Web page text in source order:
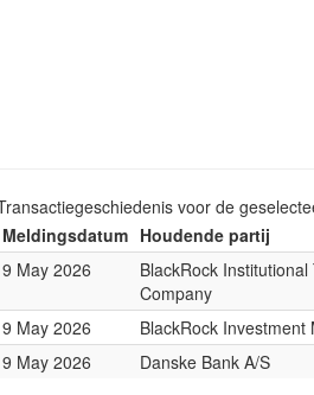
voor de
Meldingsdatum Houdende partij
9 May 2026
BlackRock Institutional
Company
9 May 2026
BlackRock Investment
9 May 2026
Danske Bank A/S